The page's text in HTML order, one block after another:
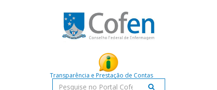
Transparência e Prestação de Contas
Pesquisar